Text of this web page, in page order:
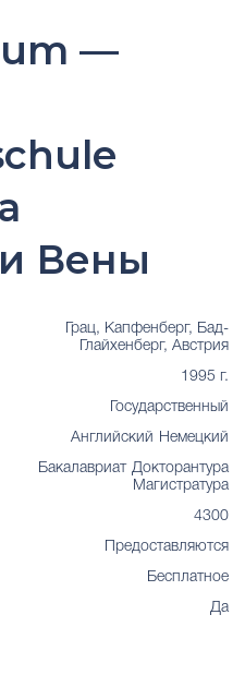
—
Вены
Грац, Капфенберг, Бад-
Глайхенберг, Австрия
1995 г.
Государственный
Английский Немецкий
Бакалавриат Докторантура
Магистратура
4300
Предоставляются
Бесплатное
Да